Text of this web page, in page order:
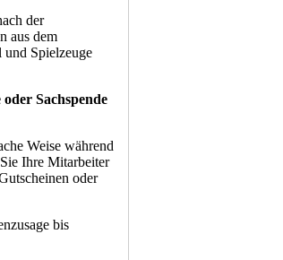
der
aus dem
Spielzeuge
oder Sachspende
Weise während
Ihre Mitarbeiter
oder
bis